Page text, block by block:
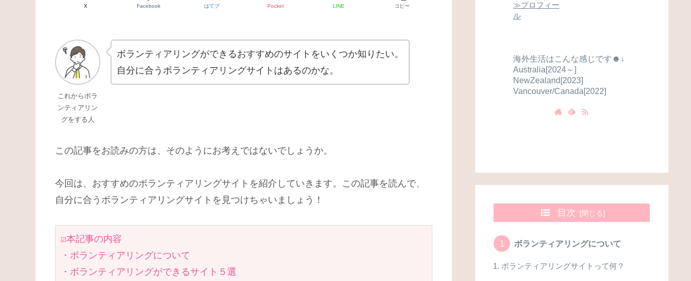
X Facebook はてブ Pocket LINE コピー
これからボラ
ンティアリン
グをする人
ボランティアリングができるおすすめのサイトをいくつか知りたい。
自分に合うボランティアリングサイトはあるのかな。
この記事をお読みの方は、そのようにお考えではないでしょうか。
今回は、おすすめのボランティアリングサイトを紹介していきます。この記事を読んで、
自分に合うボランティアリングサイトを見つけちゃいましょう！
☑本記事の内容
・ボランティアリングについて
・ボランティアリングができるサイト５選
≫プロフィー
ル
海外生活はこんな感じです☻↓
Australia[2024～]
NewZealand[2023]
Vancouver/Canada[2022]
目次
ボランティアリングについて
ボランティアリングサイトって何？